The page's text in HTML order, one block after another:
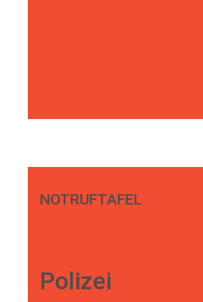
NOTRUFTAFEL
Polizei